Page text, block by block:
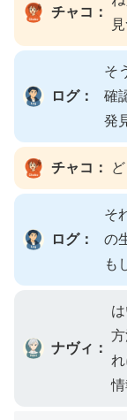
チャコ：
ログ：
そ
確
発
チャコ：
ログ：
そ
の
も
ナヴィ：